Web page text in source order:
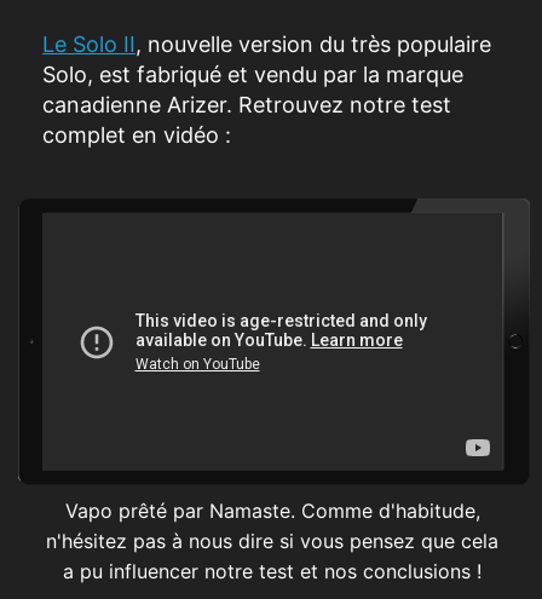
Le Solo II, nouvelle version du très populaire
Solo, est fabriqué et vendu par la marque
canadienne Arizer. Retrouvez notre test
complet en vidéo :
Vapo prêté par Namaste. Comme d'habitude,
n'hésitez pas à nous dire si vous pensez que cela
a pu influencer notre test et nos conclusions !